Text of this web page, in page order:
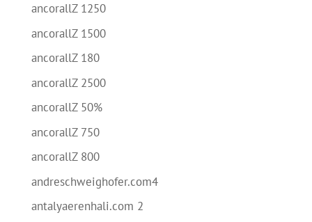
ancorallZ 1250
ancorallZ 1500
ancorallZ 180
ancorallZ 2500
ancorallZ 50%
ancorallZ 750
ancorallZ 800
andreschweighofer.com4
antalyaerenhali.com 2